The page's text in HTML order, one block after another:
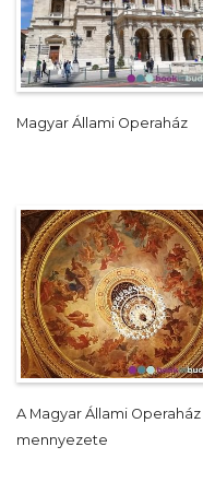
Magyar Állami Operaház
A Magyar Állami Operaház
mennyezete